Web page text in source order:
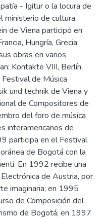
- Igitur o la locura de
ministerio de cultura.
de Viena participó en
Hungría, Grecia,
obras en varios
Kontakte VIII, Berlín;
de Música
und technik de Viena y
de Compositores de
del foro de música
interamericanos de
participa en el Festival
de Bogotá con la
En 1992 recibe una
de Austria, por
imaginaria; en 1995
de Composición del
de Bogotá; en 1997